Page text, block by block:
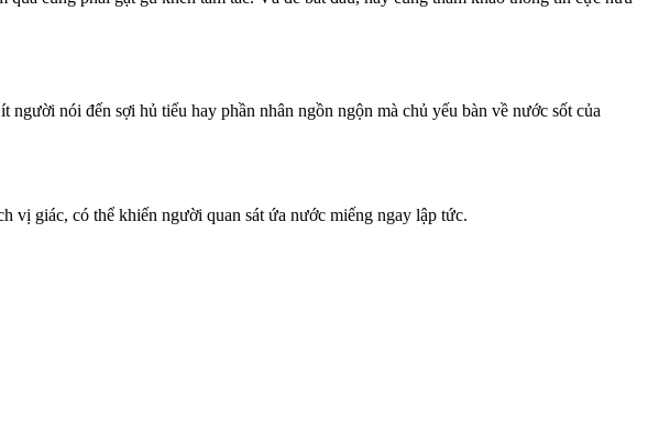
nói đến sợi hủ tiếu hay phần nhân ngồn ngộn mà chủ yếu bàn về nước sốt của
vị giác, có thể khiến người quan sát ứa nước miếng ngay lập tức.